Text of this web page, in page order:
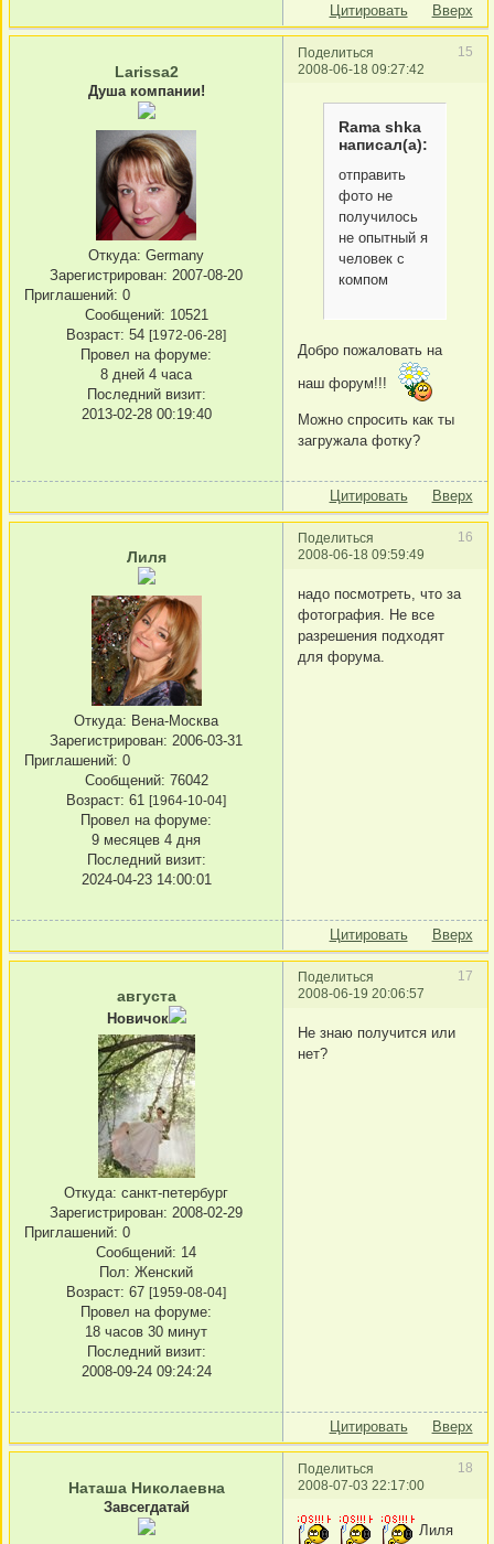
Цитировать Вверх
Поделиться
15
2008-06-18 09:27:42
Larissa2
Душа компании!
Откуда: Germany
Зарегистрирован: 2007-08-20
Приглашений: 0
Сообщений: 10521
Возраст: 54 [1972-06-28]
Провел на форуме:
8 дней 4 часа
Последний визит:
2013-02-28 00:19:40
Rama shka
написал(а):
отправить
фото не
получилось
не опытный я
человек с
компом
Добро пожаловать на
наш форум!!!
Можно спросить как ты
загружала фотку?
Цитировать Вверх
Поделиться
16
2008-06-18 09:59:49
Лиля
Откуда: Вена-Москва
Зарегистрирован: 2006-03-31
Приглашений: 0
Сообщений: 76042
Возраст: 61 [1964-10-04]
Провел на форуме:
9 месяцев 4 дня
Последний визит:
2024-04-23 14:00:01
надо посмотреть, что за
фотография. Не все
разрешения подходят
для форума.
Цитировать Вверх
Поделиться
17
2008-06-19 20:06:57
августа
Новичок
Откуда: санкт-петербург
Зарегистрирован: 2008-02-29
Приглашений: 0
Сообщений: 14
Пол: Женский
Возраст: 67 [1959-08-04]
Провел на форуме:
18 часов 30 минут
Последний визит:
2008-09-24 09:24:24
Не знаю получится или
нет?
Цитировать Вверх
Поделиться
18
2008-07-03 22:17:00
Наташа Николаевна
Завсегдатай
Лиля